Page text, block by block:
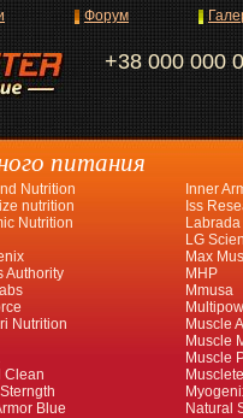
+38 000 000
Форум
питания
Nutrition
nutrition
Nutrition
Authority
Nutrition
Clean
Blue
Inner
Iss
Labrada
LG
Max
MHP
Mmusa
Muscle
Muscle
Muscle
Natural